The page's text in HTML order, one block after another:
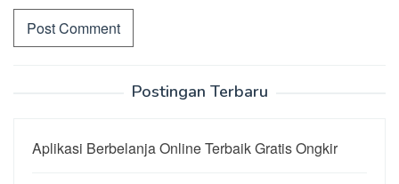
Postingan Terbaru
Aplikasi Berbelanja Online Terbaik Gratis Ongkir